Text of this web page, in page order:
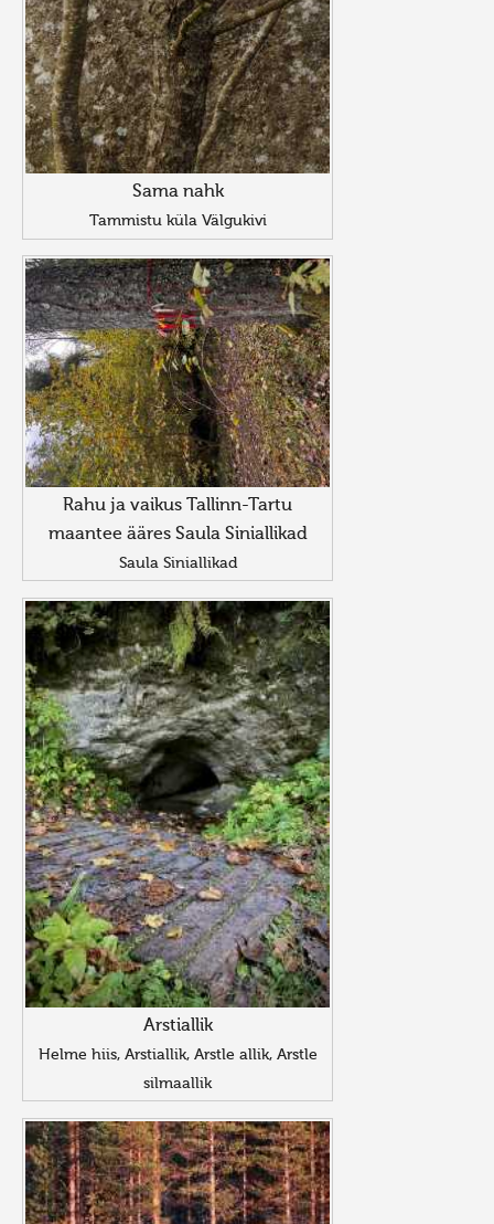
Sama nahk
Tammistu küla Välgukivi
Rahu ja vaikus Tallinn-Tartu
maantee ääres Saula Siniallikad
Saula Siniallikad
Arstiallik
Helme hiis, Arstiallik, Arstle allik, Arstle
silmaallik